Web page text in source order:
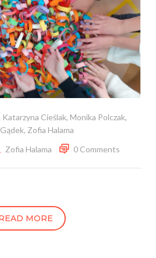
Katarzyna Cieślak, Monika Polczak,
, Zofia Halama
Zofia Halama 0 Comments
MORE